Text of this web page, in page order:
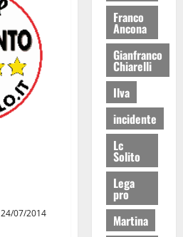
24/07/2014
Franco
Ancona
Gianfranco
Chiarelli
Ilva
incidente
Lc
Solito
Lega
pro
Martina